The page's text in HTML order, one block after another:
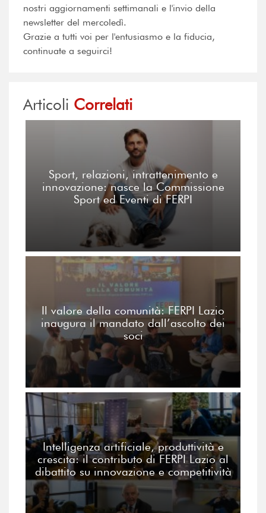
nostri aggiornamenti settimanali e l'invio della
newsletter del mercoledì.
Grazie a tutti voi per l'entusiasmo e la fiducia,
continuate a seguirci!
Articoli Correlati
Sport, relazioni, intrattenimento e
innovazione: nasce la Commissione
Sport ed Eventi di FERPI
Il valore della comunità: FERPI Lazio
inaugura il mandato dall’ascolto dei
soci
Intelligenza artificiale, produttività e
crescita: il contributo di FERPI Lazio al
dibattito su innovazione e competitività